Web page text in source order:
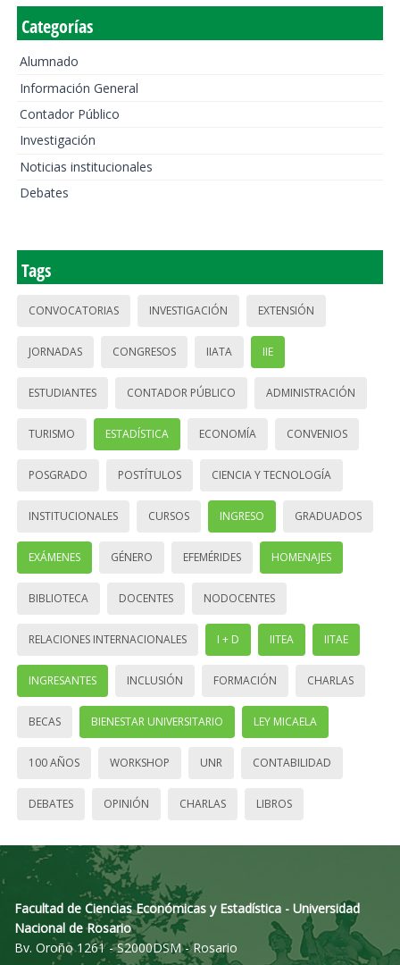
Categorías
Alumnado
Información General
Contador Público
Investigación
Noticias institucionales
Debates
Tags
CONVOCATORIAS INVESTIGACIÓN EXTENSIÓN
JORNADAS CONGRESOS IIATA IIE
ESTUDIANTES CONTADOR PÚBLICO ADMINISTRACIÓN
TURISMO ESTADÍSTICA ECONOMÍA CONVENIOS
POSGRADO POSTÍTULOS CIENCIA Y TECNOLOGÍA
INSTITUCIONALES CURSOS INGRESO GRADUADOS
EXÁMENES GÉNERO EFEMÉRIDES HOMENAJES
BIBLIOTECA DOCENTES NODOCENTES
RELACIONES INTERNACIONALES I + D IITEA IITAE
INGRESANTES INCLUSIÓN FORMACIÓN CHARLAS
BECAS BIENESTAR UNIVERSITARIO LEY MICAELA
100 AÑOS WORKSHOP UNR CONTABILIDAD
DEBATES OPINIÓN CHARLAS LIBROS
Facultad de Ciencias Económicas y Estadística - Universidad
Nacional de Rosario
Bv. Oroño 1261 - S2000DSM - Rosario